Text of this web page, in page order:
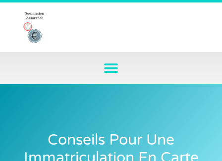
Conseils Pour Une